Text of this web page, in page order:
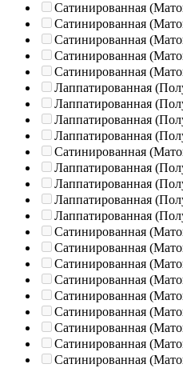
Сатинированная
Сатинированная
Сатинированная
Сатинированная
Сатинированная
Лаппатированная
Лаппатированная
Лаппатированная
Лаппатированная
Сатинированная
Лаппатированная
Лаппатированная
Лаппатированная
Лаппатированная
Сатинированная
Сатинированная
Сатинированная
Сатинированная
Сатинированная
Сатинированная
Сатинированная
Сатинированная
Сатинированная